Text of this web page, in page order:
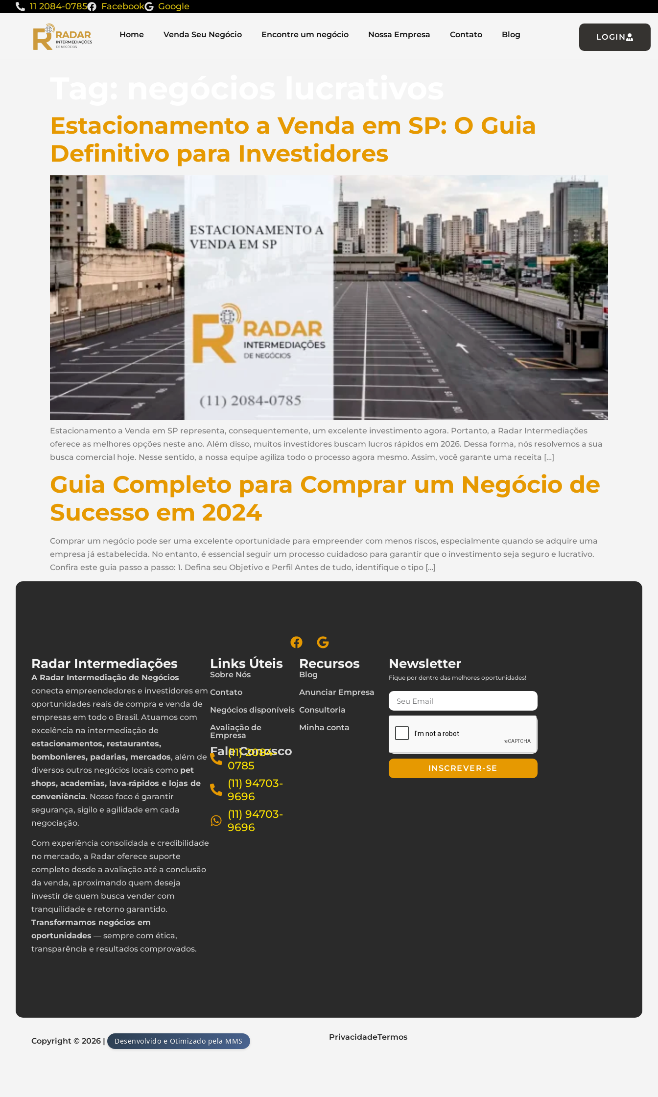
11 2084-0785 Facebook Google
Home Venda Seu Negócio Encontre um negócio Nossa Empresa Contato Blog LOGIN
Estacionamento a Venda em SP: O Guia
Definitivo para Investidores
Estacionamento a Venda em SP representa, consequentemente, um excelente investimento agora. Portanto, a Radar Intermediações
oferece as melhores opções neste ano. Além disso, muitos investidores buscam lucros rápidos em 2026. Dessa forma, nós resolvemos a sua
busca comercial hoje. Nesse sentido, a nossa equipe agiliza todo o processo agora mesmo. Assim, você garante uma receita […]
Guia Completo para Comprar um Negócio de
Sucesso em 2024
Comprar um negócio pode ser uma excelente oportunidade para empreender com menos riscos, especialmente quando se adquire uma
empresa já estabelecida. No entanto, é essencial seguir um processo cuidadoso para garantir que o investimento seja seguro e lucrativo.
Confira este guia passo a passo: 1. Defina seu Objetivo e Perfil Antes de tudo, identifique o tipo […]
Radar Intermediações
A Radar Intermediação de Negócios
conecta empreendedores e investidores em
oportunidades reais de compra e venda de
empresas em todo o Brasil. Atuamos com
excelência na intermediação de
estacionamentos, restaurantes,
bombonieres, padarias, mercados, além de
diversos outros negócios locais como pet
shops, academias, lava‑rápidos e lojas de
conveniência. Nosso foco é garantir
segurança, sigilo e agilidade em cada
negociação.
Com experiência consolidada e credibilidade
no mercado, a Radar oferece suporte
completo desde a avaliação até a conclusão
da venda, aproximando quem deseja
investir de quem busca vender com
tranquilidade e retorno garantido.
Transformamos negócios em
oportunidades — sempre com ética,
transparência e resultados comprovados.
Links Úteis
Sobre Nós
Contato
Negócios disponíveis
Avaliação de
Empresa
Fale Conosco
(11) 2084-
0785
(11) 94703-
9696
(11) 94703-
9696
Recursos
Blog
Anunciar Empresa
Consultoria
Minha conta
Newsletter
Fique por dentro das melhores oportunidades!
INSCREVER-SE
Copyright © 2026 | Desenvolvido e Otimizado pela MMS PrivacidadeTermos